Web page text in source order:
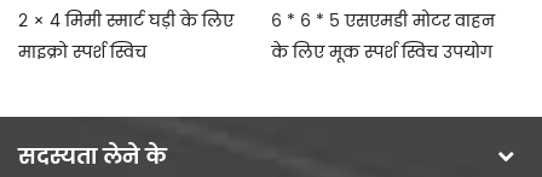
2 × 4 मिमी स्मार्ट घड़ी के लिए
माइक्रो स्पर्श स्विच
6 * 6 * 5 एसएमडी मोटर वाहन
के लिए मूक स्पर्श स्विच उपयोग
सदस्यता लेने के